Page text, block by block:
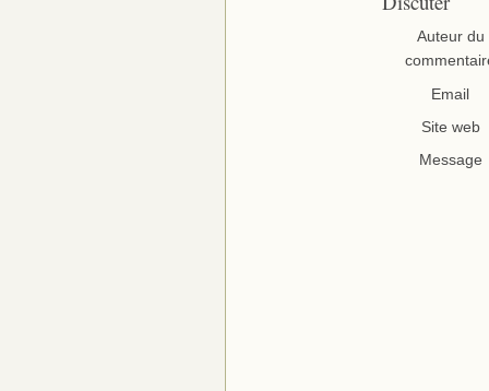
Auteur du
Email
Site web
Message